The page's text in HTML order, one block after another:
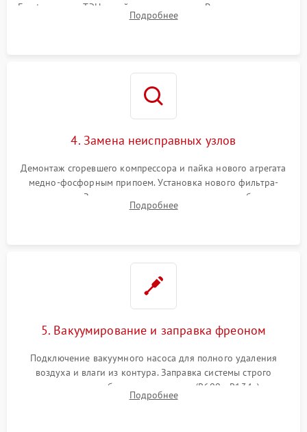
Frost, включая ТЭН оттайки и вентилятор. Ремонт или замена
платы управления при сбоях алгоритмов.
Подробнее
4. Замена неисправных узлов
Демонтаж сгоревшего компрессора и пайка нового агрегата
медно-фосфорным припоем. Установка нового фильтра-
осушителя. Замена изношенных вентиляторов обдува,
сломанных заслонок или поврежденных дверных петель.
Подробнее
5. Вакуумирование и заправка фреоном
Подключение вакуумного насоса для полного удаления
воздуха и влаги из контура. Заправка системы строго
дозированным объемом хладагента (R600a, R134a) по
электронным весам. Контроль рабочего давления в системе.
Подробнее